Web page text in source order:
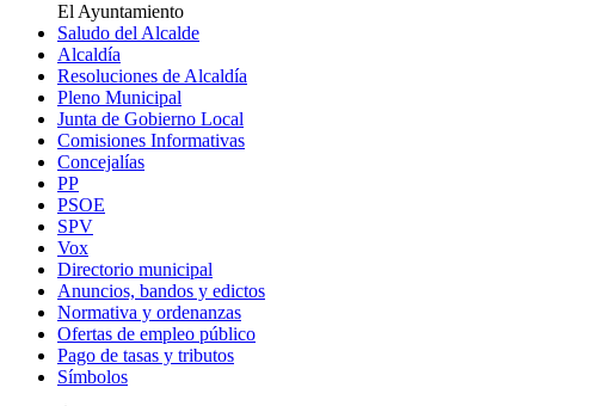
El Ayuntamiento
Saludo del Alcalde
Alcaldía
Resoluciones de Alcaldía
Pleno Municipal
Junta de Gobierno Local
Comisiones Informativas
Concejalías
PP
PSOE
SPV
Vox
Directorio municipal
Anuncios, bandos y edictos
Normativa y ordenanzas
Ofertas de empleo público
Pago de tasas y tributos
Símbolos